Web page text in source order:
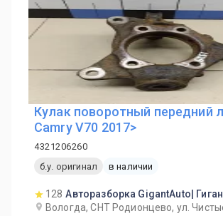
Кулак поворотный передний
Camry V70 2017>
4321206260
б.у. оригинал
в наличии
128 Авторазборка GigantAuto|
Вологда, СНТ Родионцево, ул.